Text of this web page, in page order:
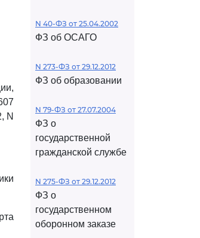
N
N 40-ФЗ от 25.04.2002
ФЗ об ОСАГО
N 273-ФЗ от 29.12.2012
ФЗ об образовании
N 79-ФЗ от 27.07.2004
ФЗ о
государственной
гражданской службе
N 275-ФЗ от 29.12.2012
ФЗ о
государственном
оборонном заказе